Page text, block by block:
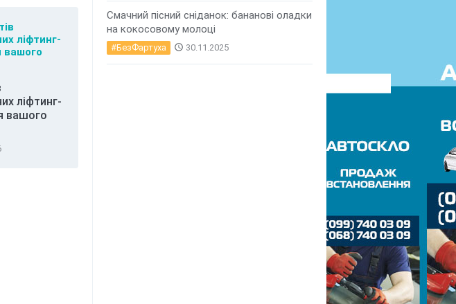
ліфтинг-
вашого
Смачний пісний сніданок: бананові оладки
на кокосовому молоці
#БезФартуха access_time 30.11.2025